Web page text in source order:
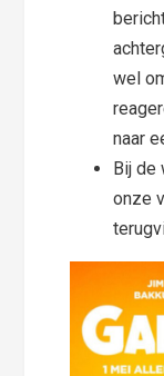
wel
naar
Bij de
onze